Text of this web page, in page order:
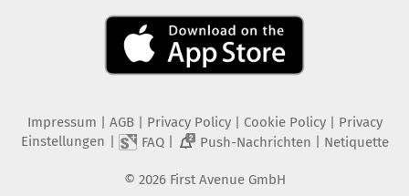
Impressum | AGB | Privacy Policy| Cookie Policy| Privacy
Einstellungen | FAQ| 2 Push-Nachrichten | Netiquette
© 2026 First Avenue GmbH